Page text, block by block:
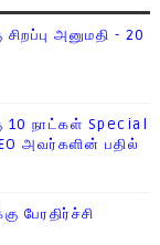
அனுமதி - 20
10 நாட்கள் Special
அவர்களின் பதில்
பேரதிர்ச்சி